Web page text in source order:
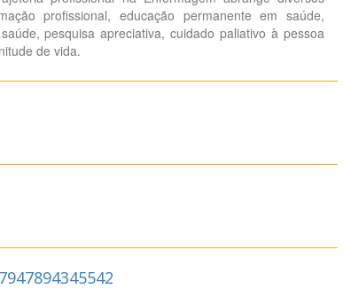
profissional, educação permanente em saúde,
pesquisa apreciativa, cuidado paliativo à pessoa
de vida.